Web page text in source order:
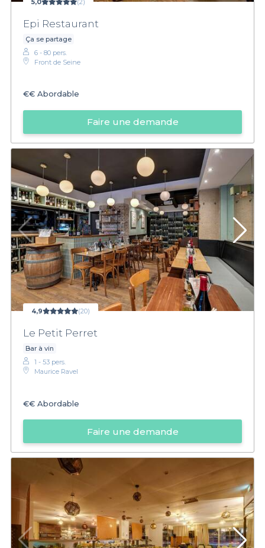
Epi Restaurant
Ça se partage
6 - 80 pers.
Front de Seine
€€ Abordable
Faire une demande
4,9 (20)
Le Petit Perret
Bar à vin
1 - 53 pers.
Maurice Ravel
€€ Abordable
Faire une demande